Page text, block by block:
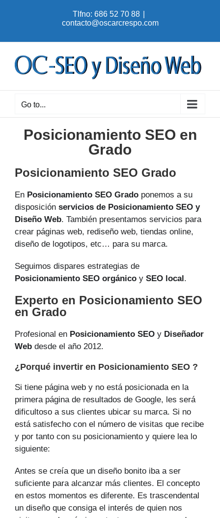
Tlfno: 686 52 70 88
contacto@oscarcrespo.com
Go to...
Posicionamiento SEO en
Grado
Posicionamiento SEO Grado
En Posicionamiento SEO Grado ponemos a su
disposición servicios de Posicionamiento SEO y
Diseño Web. También presentamos servicios para
crear páginas web, rediseño web, tiendas online,
diseño de logotipos, etc… para su marca.
Seguimos dispares estrategias de
Posicionamiento SEO orgánico y SEO local .
Experto en Posicionamiento SEO
en Grado
Profesional en Posicionamiento SEO y Diseñador
Web desde el año 2012.
¿Porqué invertir en Posicionamiento SEO ?
Si tiene página web y no está posicionada en la
primera página de resultados de Google, les será
dificultoso a sus clientes ubicar su marca. Si no
está satisfecho con el número de visitas que recibe
y por tanto con su posicionamiento y quiere lea lo
siguiente:
Antes se creía que un diseño bonito iba a ser
suficiente para alcanzar más clientes. El concepto
en estos momentos es diferente. Es trascendental
un diseño que consiga el interés de quien nos